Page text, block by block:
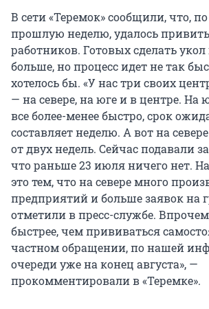
В сети «Теремок» сообщили, что,
прошлую неделю, удалось привить
работников. Готовых сделать укол
больше, но процесс идет не так
хотелось бы. «У нас три своих
— на севере, на юге и в центре. На
все более-менее быстро, срок
составляет неделю. А вот на
от двух недель. Сейчас подавали
что раньше 23 июля ничего нет.
это тем, что на севере много
предприятий и больше заявок на
отметили в пресс-службе.
быстрее, чем прививаться
частном обращении, по нашей
очереди уже на конец августа», —
прокомментировали в «Теремке».